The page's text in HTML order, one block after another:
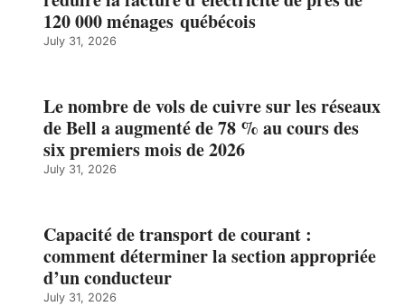
120 000 ménages québécois
July 31, 2026
Le nombre de vols de cuivre sur les réseaux
de Bell a augmenté de 78 % au cours des
six premiers mois de 2026
July 31, 2026
Capacité de transport de courant :
comment déterminer la section appropriée
d’un conducteur
July 31, 2026